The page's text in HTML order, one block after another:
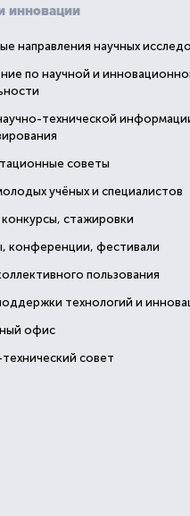
инновации
направления научных
по научной и
технической
советы
учёных и специалистов
конкурсы, стажировки
конференции, фестивали
пользования
технологий и
офис
совет